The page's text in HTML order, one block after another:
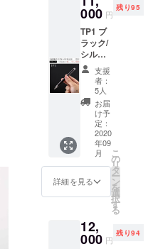
000 円
残り95
TP1 ブ
ラック/
シル
バー 国
内送料/
税込み
支援
者：
5人
お届
け予
定：
2020
年09
月
詳細を見る
こ
の
リ
タ
ー
ン
を
選
択
す
る
12,
000 円
残り94